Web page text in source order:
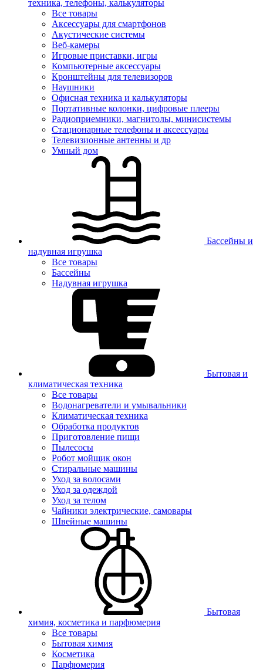
техника, телефоны, калькуляторы
Все товары
Аксессуары для смартфонов
Акустические системы
Веб-камеры
Игровые приставки, игры
Компьютерные аксессуары
Кронштейны для телевизоров
Наушники
Офисная техника и калькуляторы
Портативные колонки, цифровые плееры
Радиоприемники, магнитолы, минисистемы
Стационарные телефоны и аксессуары
Телевизионные антенны и др
Умный дом
Бассейны и
надувная игрушка
Все товары
Бассейны
Надувная игрушка
Бытовая и
климатическая техника
Все товары
Водонагреватели и умывальники
Климатическая техника
Обработка продуктов
Приготовление пищи
Пылесосы
Робот мойщик окон
Стиральные машины
Уход за волосами
Уход за одеждой
Уход за телом
Чайники электрические, самовары
Швейные машины
Бытовая
химия, косметика и парфюмерия
Все товары
Бытовая химия
Косметика
Парфюмерия